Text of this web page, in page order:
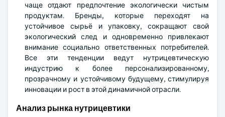
чаще отдают предпочтение экологически чистым
продуктам. Бренды, которые переходят на
устойчивое сырьё и упаковку, сокращают свой
экологический след и одновременно привлекают
внимание социально ответственных потребителей.
Все эти тенденции ведут нутрицевтическую
индустрию к более персонализированному,
прозрачному и устойчивому будущему, стимулируя
инновации и рост в этой динамичной отрасли.
Анализ рынка нутрицевтики